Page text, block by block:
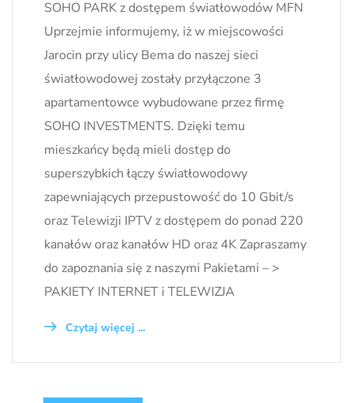
SOHO PARK z dostępem światłowodów MFN
Uprzejmie informujemy, iż w miejscowości
Jarocin przy ulicy Bema do naszej sieci
światłowodowej zostały przyłączone 3
apartamentowce wybudowane przez firmę
SOHO INVESTMENTS. Dzięki temu
mieszkańcy będą mieli dostęp do
superszybkich łączy światłowodowy
zapewniających przepustowość do 10 Gbit/s
oraz Telewizji IPTV z dostępem do ponad 220
kanałów oraz kanałów HD oraz 4K Zapraszamy
do zapoznania się z naszymi Pakietami – >
PAKIETY INTERNET i TELEWIZJA
Czytaj więcej ...